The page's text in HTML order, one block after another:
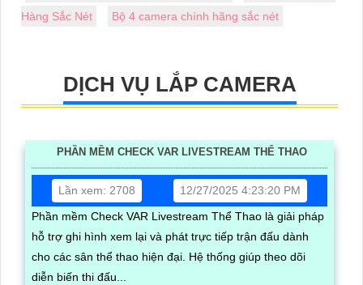
Hàng Sắc Nét
Bộ 4 camera chính hãng sắc nét
DỊCH VỤ LẮP CAMERA
PHẦN MỀM CHECK VAR LIVESTREAM THỂ THAO
Lần xem: 2708
12/27/2025 4:23:20 PM
Phần mềm Check VAR Livestream Thể Thao là giải pháp
hỗ trợ ghi hình xem lại và phát trực tiếp trận đấu dành
cho các sân thể thao hiện đại. Hệ thống giúp theo dõi
diễn biến thi đấu...